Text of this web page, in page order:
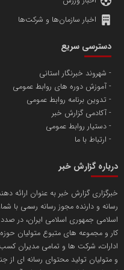
پایگاه اطلاع رسانی
پایگاه اطلاع رسانی دریا و
تامین آهن اسفنجی تولیدکنندگان
تریبون
انتشار گسترده محتوا در رسانه
مسعودصادقی
اخبار سازمان‌ها و شرکت‌ها
دسترسی سریع
شهروند خبرنگار استانی
آموزش دوره های روابط عمومی
تدوین برنامه روابط عمومی
آکادمی گزارش خبر
دستیار روابط عمومی
ارتباط با ما
درباره گزارش خبر
خبرگزاری گزارش خبر به عنوان ارائه
اسلامی جمهوری اسلامی ایران، در
کار و مجموعه های متبوع متولیان
ادارات، شرکت ها و تمامی مدیران
و متولیان تولید محتوای رسانه ای